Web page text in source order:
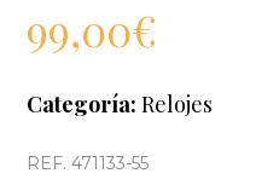
99,00€
Categoría: Relojes
REF. 471133-55